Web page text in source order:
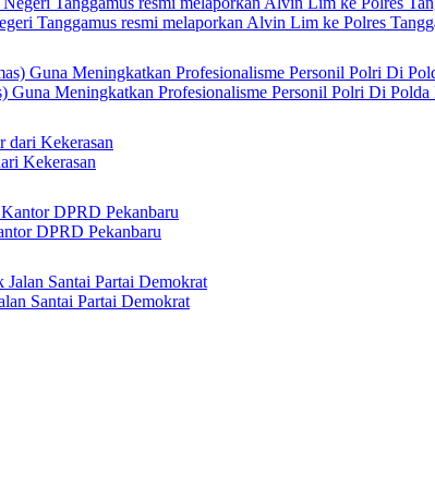
Tanggamus resmi melaporkan Alvin Lim ke Polres
Guna Meningkatkan Profesionalisme Personil Polri Di
Kekerasan
DPRD Pekanbaru
Santai Partai Demokrat